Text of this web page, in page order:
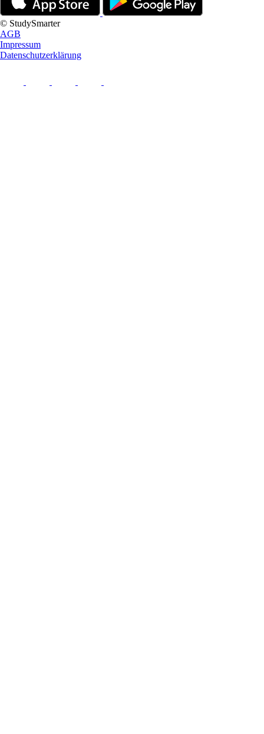
© StudySmarter
AGB
Impressum
Datenschutzerklärung